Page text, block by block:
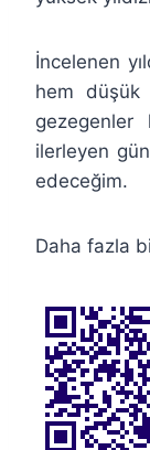
İncelenen
hem
ilerleyen
edeceğim.
Daha fazla